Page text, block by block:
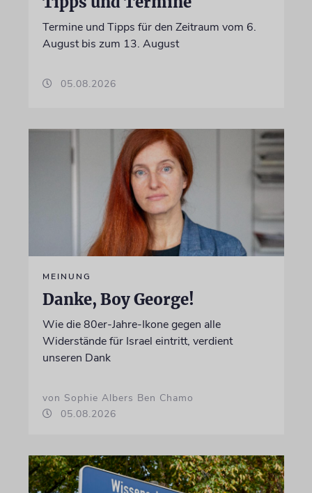
Termine und Tipps für den Zeitraum vom 6.
August bis zum 13. August
05.08.2026
MEINUNG
Danke, Boy George!
Wie die 80er-Jahre-Ikone gegen alle
Widerstände für Israel eintritt, verdient
unseren Dank
von Sophie Albers Ben Chamo
05.08.2026